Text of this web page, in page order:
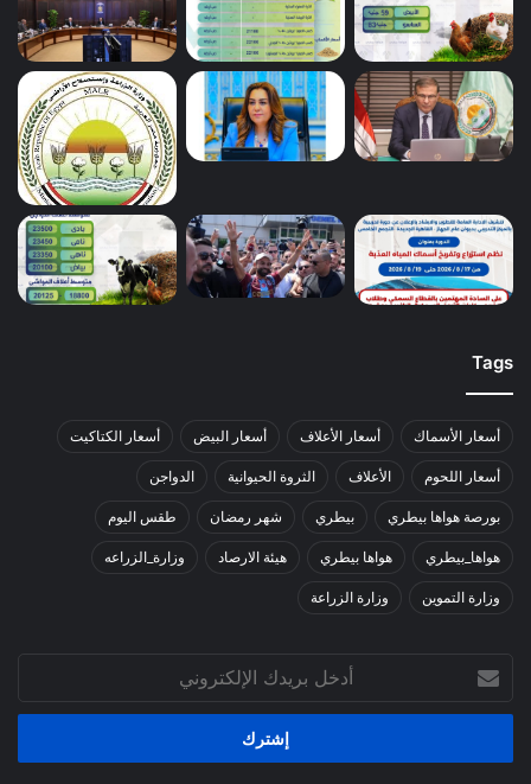
Tags
أسعار الأسماك أسعار الأعلاف أسعار البيض أسعار الكتاكيت
أسعار اللحوم الأعلاف الثروة الحيوانية الدواجن
بورصة هواها بيطري بيطري شهر رمضان طقس اليوم
هواها_بيطري هواها بيطري هيئة الارصاد وزارة_الزراعه
وزارة التموين وزارة الزراعة
بريدك
الإلكتروني